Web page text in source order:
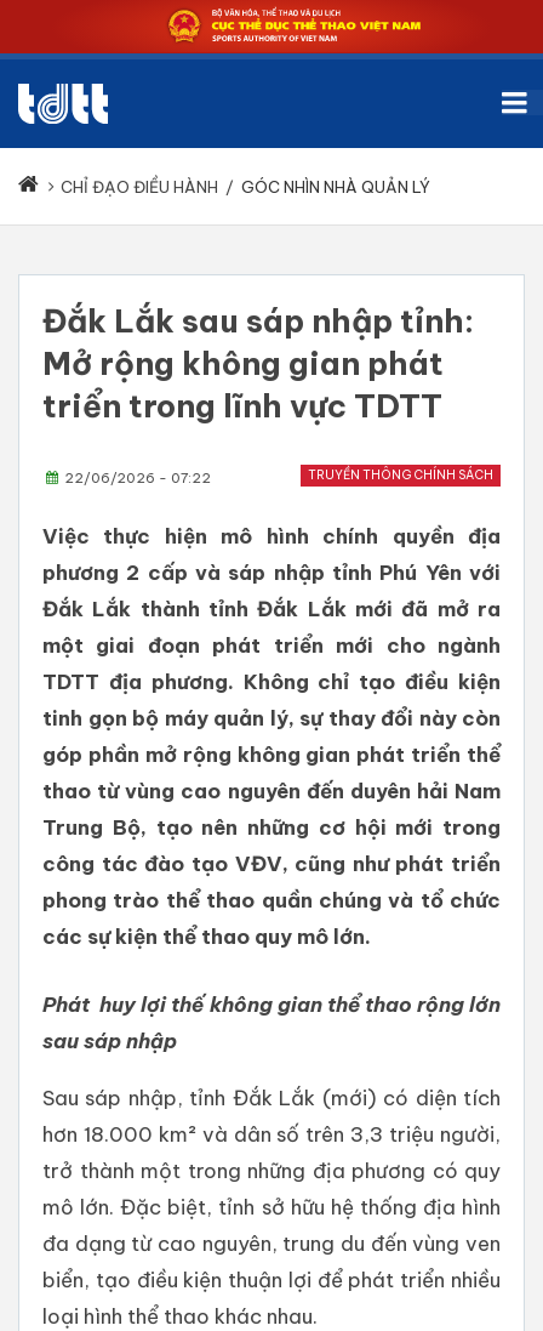
CHỈ ĐẠO ĐIỀU HÀNH / GÓC NHÌN NHÀ QUẢN LÝ
Đắk Lắk sau sáp nhập tỉnh:
Mở rộng không gian phát
triển trong lĩnh vực TDTT
TRUYỀN THÔNG CHÍNH SÁCH
22/06/2026 - 07:22
Việc thực hiện mô hình chính quyền địa
phương 2 cấp và sáp nhập tỉnh Phú Yên với
Đắk Lắk thành tỉnh Đắk Lắk mới đã mở ra
một giai đoạn phát triển mới cho ngành
TDTT địa phương. Không chỉ tạo điều kiện
tinh gọn bộ máy quản lý, sự thay đổi này còn
góp phần mở rộng không gian phát triển thể
thao từ vùng cao nguyên đến duyên hải Nam
Trung Bộ, tạo nên những cơ hội mới trong
công tác đào tạo VĐV, cũng như phát triển
phong trào thể thao quần chúng và tổ chức
các sự kiện thể thao quy mô lớn.
Phát huy lợi thế không gian thể thao rộng lớn
sau sáp nhập
Sau sáp nhập, tỉnh Đắk Lắk (mới) có diện tích
hơn 18.000 km² và dân số trên 3,3 triệu người,
trở thành một trong những địa phương có quy
mô lớn. Đặc biệt, tỉnh sở hữu hệ thống địa hình
đa dạng từ cao nguyên, trung du đến vùng ven
biển, tạo điều kiện thuận lợi để phát triển nhiều
loại hình thể thao khác nhau.